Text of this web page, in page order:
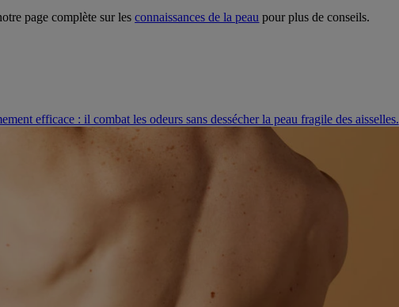
page complète sur lesconnaissances de la peau pour plus de conseils.
efficace : il combat les odeurs sans dessécher la peau fragile des aisselles.